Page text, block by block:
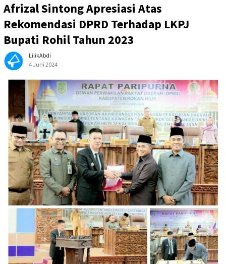
Afrizal Sintong Apresiasi Atas
Rekomendasi DPRD Terhadap LKPJ
Bupati Rohil Tahun 2023
LilikAbdi
4 Juni 2024